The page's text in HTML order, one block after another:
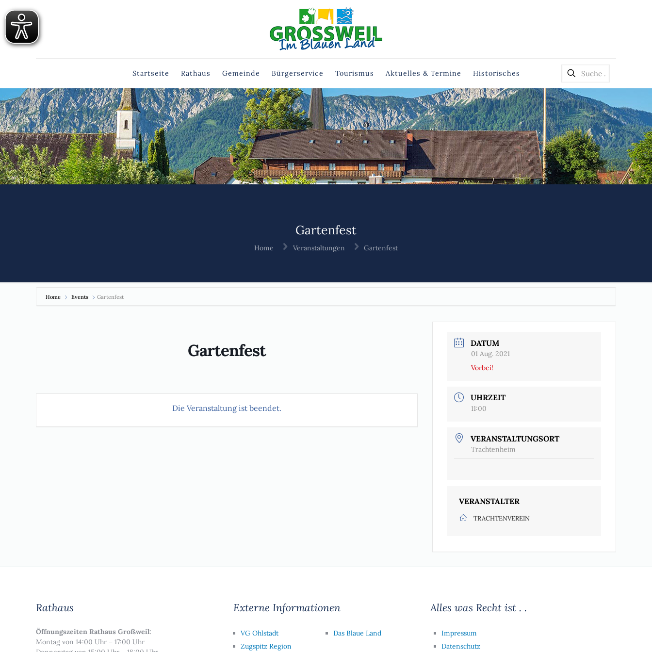
Startseite Rathaus Gemeinde Bürgerservice Tourismus Aktuelles & Termine Historisches
Gartenfest
Home Veranstaltungen Gartenfest
Home Events Gartenfest
Gartenfest
Die Veranstaltung ist beendet.
DATUM
01 Aug. 2021
Vorbei!
UHRZEIT
11:00
VERANSTALTUNGSORT
Trachtenheim
VERANSTALTER
TRACHTENVEREIN
Rathaus
Öffnungszeiten Rathaus Großweil:
Montag von 14:00 Uhr – 17:00 Uhr
Externe Informationen
VG Ohlstadt
Zugspitz Region
Das Blaue Land
Alles was Recht ist . .
Impressum
Datenschutz